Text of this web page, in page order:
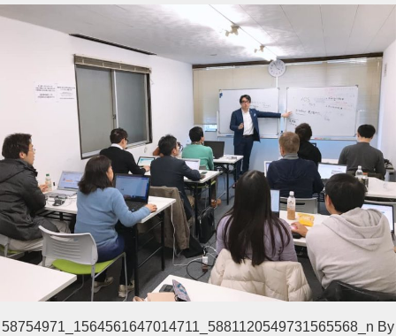
58754971_1564561647014711_5881120549731565568_n By